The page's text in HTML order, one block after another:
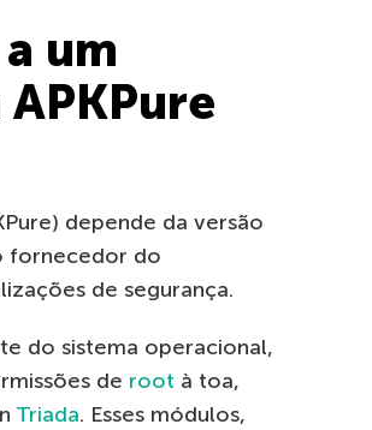
um
depende da versão
fornecedor do
de segurança.
do sistema operacional,
de root à toa,
Triada. Esses módulos,